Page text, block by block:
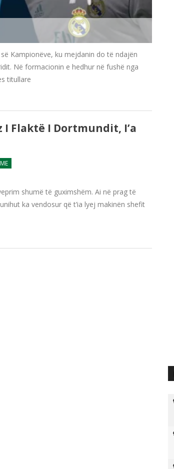
Kampionëve, ku mejdanin do të ndajën
Në formacionin e hedhur në fushë nga
titullare
Flaktë I Dortmundit, I’a
shumë të guximshëm. Ai në prag të
ka vendosur që t’ia lyej makinën shefit